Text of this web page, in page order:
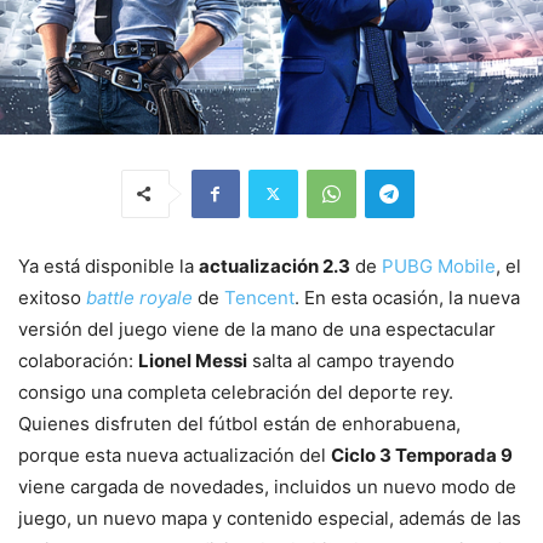
Ya está disponible la actualización 2.3 de PUBG Mobile, el
exitoso battle royale de Tencent. En esta ocasión, la nueva
versión del juego viene de la mano de una espectacular
colaboración: Lionel Messi salta al campo trayendo
consigo una completa celebración del deporte rey.
Quienes disfruten del fútbol están de enhorabuena,
porque esta nueva actualización del Ciclo 3 Temporada 9
viene cargada de novedades, incluidos un nuevo modo de
juego, un nuevo mapa y contenido especial, además de las